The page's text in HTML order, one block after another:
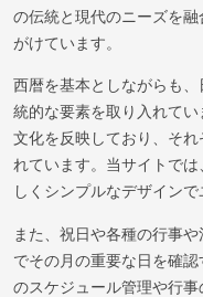
の伝統と現代のニーズを
がけています。
西暦を基本としながらも
統的な要素を取り入れて
文化を反映しており、そ
れています。当サイトで
しくシンプルなデザインで
また、祝日や各種の行事
でその月の重要な日を確
のスケジュール管理や行事